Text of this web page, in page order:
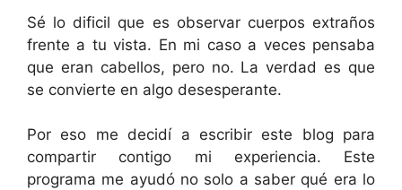
Sé lo dificil que es observar cuerpos extraños
frente a tu vista. En mi caso a veces pensaba
que eran cabellos, pero no. La verdad es que
se convierte en algo desesperante.
Por eso me decidí a escribir este blog para
compartir contigo mi experiencia. Este
programa me ayudó no solo a saber qué era lo